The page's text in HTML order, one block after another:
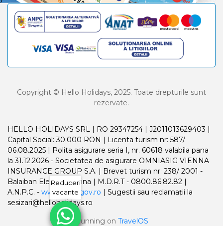
Copyright © Hello Holidays, 2025. Toate drepturile sunt
rezervate.
HELLO HOLIDAYS SRL | RO 29347254 | J2011013629403 |
Capital Social: 30.000 RON | Licenta turism nr: 587/
06.08.2025 | Polita asigurare seria I, nr. 60618 valabila pana
la 31.12.2026 - Societatea de asigurare OMNIASIG VIENNA
INSURANCE GROUP S.A. | Brevet turism nr: 238/ 2001 -
Balaiban Elena Madalina | M.D.R.T - 0800.86.82.82 |
A.N.P.C. - www.anpc.gov.ro | Sugestii sau reclamații la
sesizari@helloholidays.ro
Running on TravelOS
Reduceri
vacante